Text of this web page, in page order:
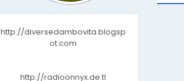
http://diversedambovita.blogsp
ot.com
http://radioonnyx.de.tl